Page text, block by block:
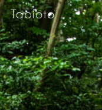
Skip
to
main
content